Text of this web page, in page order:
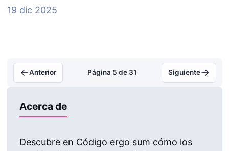
19 dic 2025
←Anterior Página 5 de 31 Siguiente→
Acerca de
Descubre en Código ergo sum cómo los